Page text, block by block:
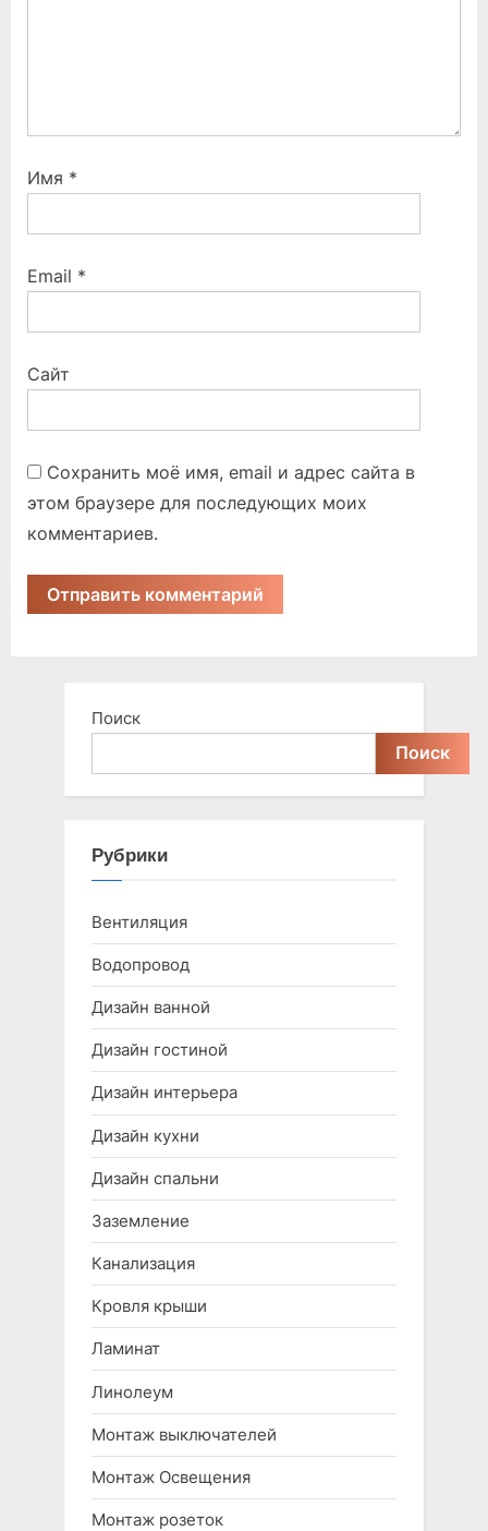
Имя *
Email *
Сайт
Сохранить моё имя, email и адрес сайта в
этом браузере для последующих моих
комментариев.
Поиск
Поиск
Рубрики
Вентиляция
Водопровод
Дизайн ванной
Дизайн гостиной
Дизайн интерьера
Дизайн кухни
Дизайн спальни
Заземление
Канализация
Кровля крыши
Ламинат
Линолеум
Монтаж выключателей
Монтаж Освещения
Монтаж розеток